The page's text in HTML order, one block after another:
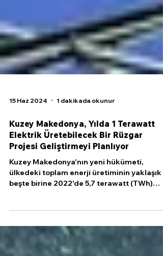
15 Haz 2024 1 dakikada okunur
Kuzey Makedonya, Yılda 1 Terawatt
Elektrik Üretebilecek Bir Rüzgar
Projesi Geliştirmeyi Planlıyor
beşte birine 2022'de 5,7 terawatt (TWh)
denk gelen 1...